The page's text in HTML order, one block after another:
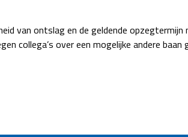
van ontslag en de geldende opzegtermijn
collega’s over een mogelijke andere baan